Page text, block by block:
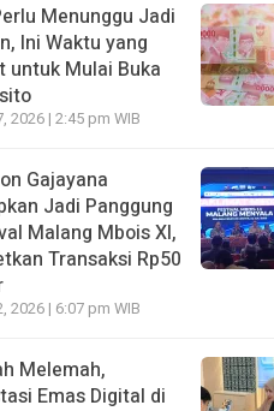
Menunggu Jadi
Ini Waktu yang
untuk Mulai Buka
2026 | 2:45 pm WIB
Gajayana
Jadi Panggung
Malang Mbois XI,
Transaksi Rp50
2026 | 6:07 pm WIB
Melemah,
Emas Digital di